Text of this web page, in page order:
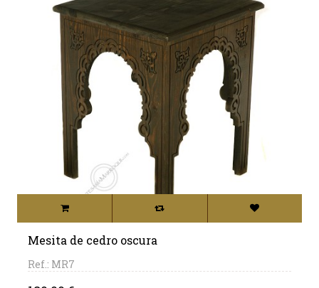
Mesita de cedro oscura
Ref.: MR7